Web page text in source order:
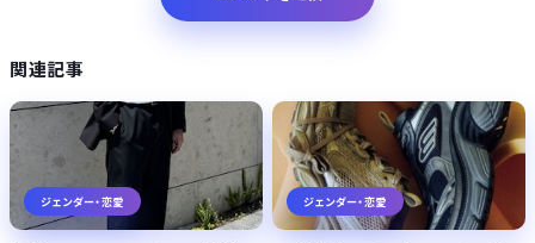
関連記事
ジェンダー・恋愛 ジェンダー・恋愛